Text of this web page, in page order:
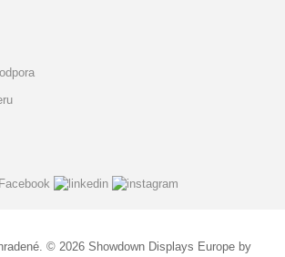
© 2026 Showdown Displays Europe by